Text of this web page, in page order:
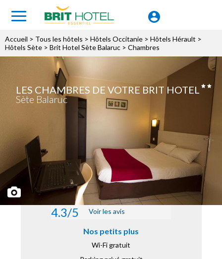
Accueil > Tous les hôtels > Hôtels Occitanie > Hôtels Hérault >
Hôtels Sète > Brit Hotel Sète Balaruc > Chambres
LES CHAMBRES DE VOTRE BRIT HOTEL
Sète Balaruc
4.3/5 Voir les avis
Nos petits plus
Wi-Fi gratuit